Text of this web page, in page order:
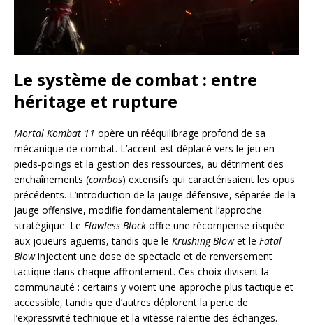
Le système de combat : entre
héritage et rupture
Mortal Kombat 11 opère un rééquilibrage profond de sa
mécanique de combat. L’accent est déplacé vers le jeu en
pieds-poings et la gestion des ressources, au détriment des
enchaînements (combos) extensifs qui caractérisaient les opus
précédents. L’introduction de la jauge défensive, séparée de la
jauge offensive, modifie fondamentalement l’approche
stratégique. Le Flawless Block offre une récompense risquée
aux joueurs aguerris, tandis que le Krushing Blowet le Fatal
Blowinjectent une dose de spectacle et de renversement
tactique dans chaque affrontement. Ces choix divisent la
communauté : certains y voient une approche plus tactique et
accessible, tandis que d’autres déplorent la perte de
l’expressivité technique et la vitesse ralentie des échanges.